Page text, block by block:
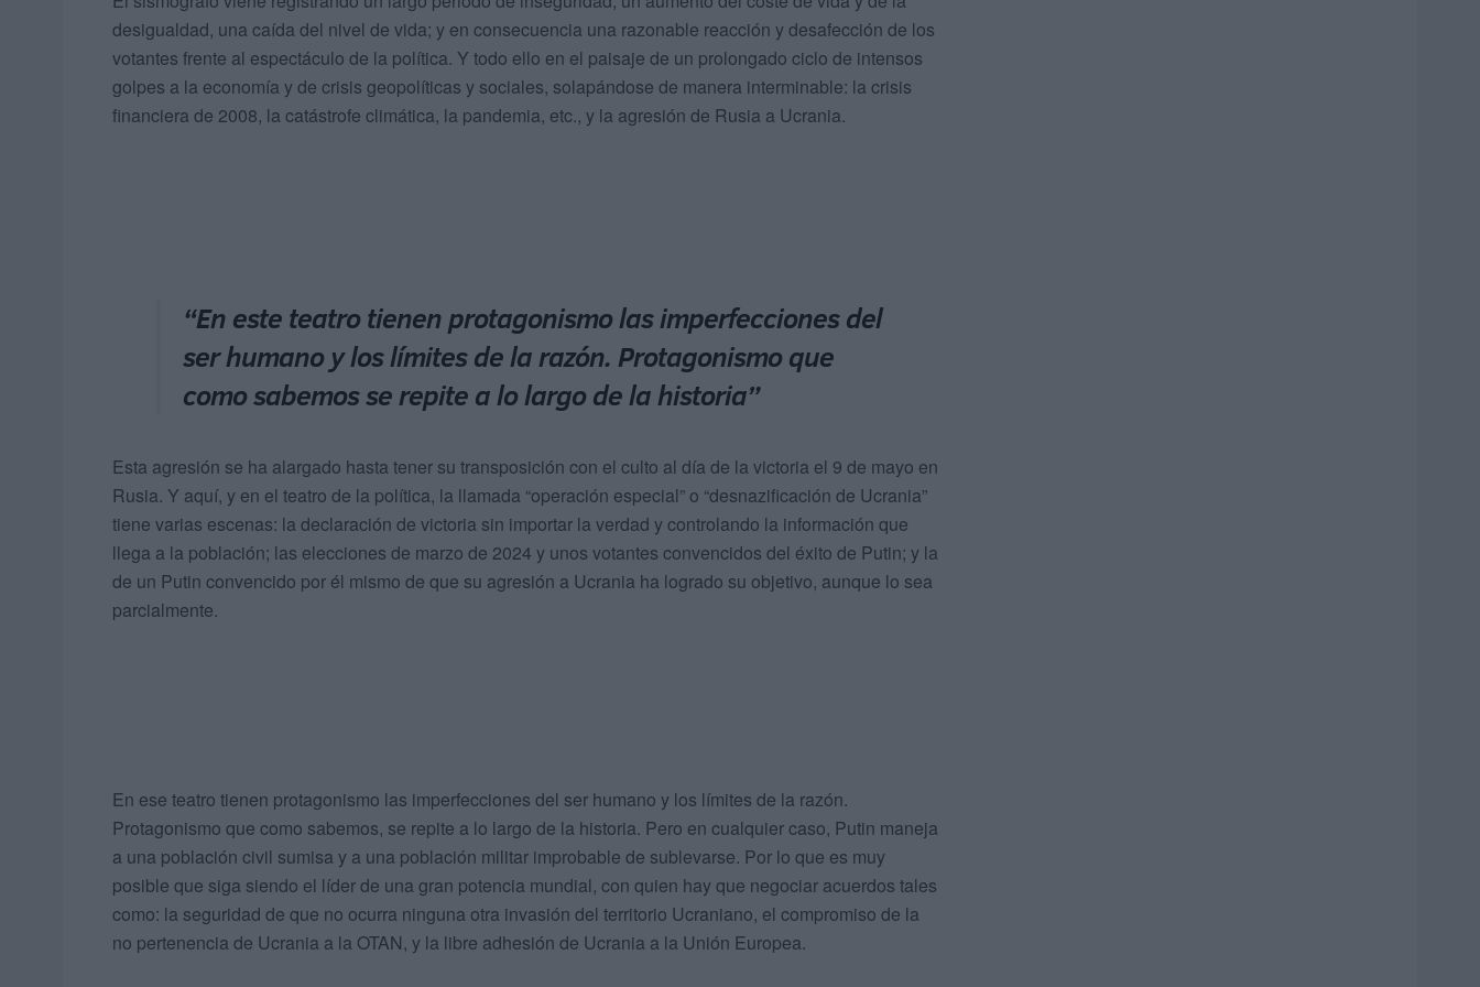
desigualdad, una caída del nivel de vida; y en consecuencia una razonable reacción y desafección de los
votantes frente al espectáculo de la política. Y todo ello en el paisaje de un prolongado ciclo de intensos
golpes a la economía y de crisis geopolíticas y sociales, solapándose de manera interminable: la crisis
financiera de 2008, la catástrofe climática, la pandemia, etc., y la agresión de Rusia a Ucrania.
“En este teatro tienen protagonismo las imperfecciones del
ser humano y los límites de la razón. Protagonismo que
como sabemos se repite a lo largo de la historia”
Esta agresión se ha alargado hasta tener su transposición con el culto al día de la victoria el 9 de mayo en
Rusia. Y aquí, y en el teatro de la política, la llamada “operación especial” o “desnazificación de Ucrania”
tiene varias escenas: la declaración de victoria sin importar la verdad y controlando la información que
llega a la población; las elecciones de marzo de 2024 y unos votantes convencidos del éxito de Putin; y la
de un Putin convencido por él mismo de que su agresión a Ucrania ha logrado su objetivo, aunque lo sea
parcialmente.
En ese teatro tienen protagonismo las imperfecciones del ser humano y los límites de la razón.
Protagonismo que como sabemos, se repite a lo largo de la historia. Pero en cualquier caso, Putin maneja
a una población civil sumisa y a una población militar improbable de sublevarse. Por lo que es muy
posible que siga siendo el líder de una gran potencia mundial, con quien hay que negociar acuerdos tales
como: la seguridad de que no ocurra ninguna otra invasión del territorio Ucraniano, el compromiso de la
no pertenencia de Ucrania a la OTAN, y la libre adhesión de Ucrania a la Unión Europea.